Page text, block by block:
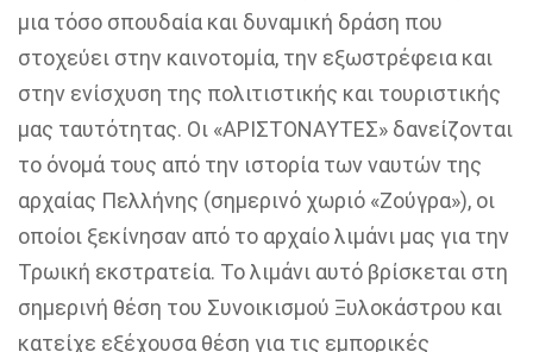
μια τόσο σπουδαία και δυναμική δράση που
στοχεύει στην καινοτομία, την εξωστρέφεια και
στην ενίσχυση της πολιτιστικής και τουριστικής
μας ταυτότητας. Οι «ΑΡΙΣΤΟΝΑΥΤΕΣ» δανείζονται
το όνομά τους από την ιστορία των ναυτών της
αρχαίας Πελλήνης (σημερινό χωριό «Ζούγρα»), οι
οποίοι ξεκίνησαν από το αρχαίο λιμάνι μας για την
Τρωική εκστρατεία. Το λιμάνι αυτό βρίσκεται στη
σημερινή θέση του Συνοικισμού Ξυλοκάστρου και
κατείχε εξέχουσα θέση για τις εμπορικές